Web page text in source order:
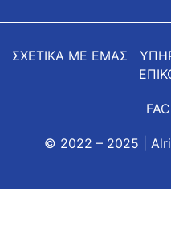
© 2022 – 2025 |
ΣΧΕΤΙΚΑ ΜΕ ΕΜΑΣ